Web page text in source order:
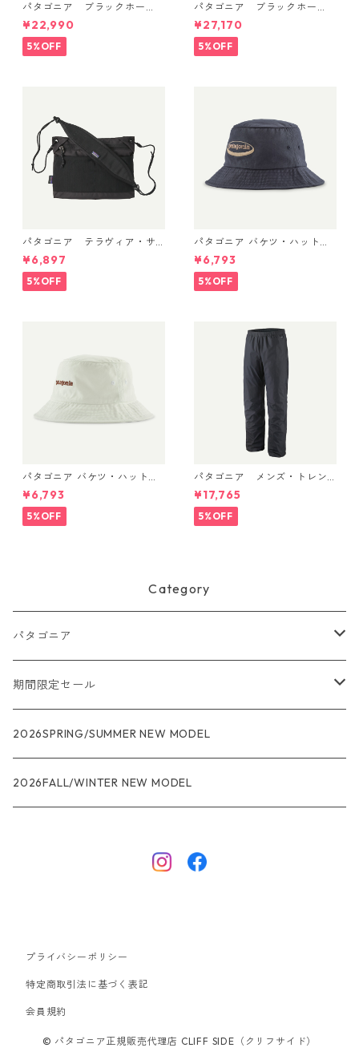
パタゴニア ブラックホー
ル・パック 32L (カラーBlac
k w/Black ) Patagonia Black
Hole® Pack 32L 日本正規品
製品番号 49302
¥22,990
5%OFF
パタゴニア ブラックホー
ル・ミニ・MLC 30L Weather
ed Stone 49266 日本正規品
¥27,170
5%OFF
パタゴニア テラヴィア・サ
コッシュ 3L (カラー Black)
Patagonia Terravia Sacoche
Bag 3L 日本正規品 製品番号
48835
¥6,897
5%OFF
パタゴニア バケツ・ハット 3
3595 ’95 Oval Logo: Smold
er Blue
¥6,793
5%OFF
パタゴニア バケツ・ハット 3
3595 Text Logo: Birch Whit
e
¥6,793
5%OFF
パタゴニア メンズ・トレン
トシェル 3L・レイン・パンツ
（ショート） (カラー Black)
Patagonia Men's Torrentshe
ll 3L Rain Pants - Short 日本
¥17,765
5%OFF
Category
パタゴニア
メンズ
R1
R1エア
ウィメンズ
R1
ジャケット・アウター
スウェットシャツ・フーディ
ボードショーツ
期間限定セール
★★★
レインウェアー
2026SPRING/SUMMER NEW MODEL
2026FALL/WINTER NEW MODEL
プライバシーポリシー
特定商取引法に基づく表記
会員規約
© パタゴニア正規販売代理店 CLIFF SIDE（クリフサイド）